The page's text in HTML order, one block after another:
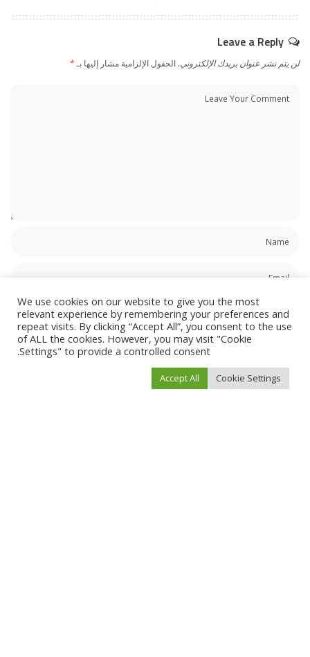
Leave a Reply
لن يتم نشر عنوان بريدك الإلكتروني.الحقول الإلزامية مشار إليها بـ*
احفظ اسمي، بريدي الإلكتروني، والموقع الإلكتروني في هذا المتصفح لاستخدامها المرة
We use cookies on our website to give you the most
relevant experience by remembering your preferences and
repeat visits. By clicking “Accept All”, you consent to the use
of ALL the cookies. However, you may visit "Cookie
Settings" to provide a controlled consent.
Cookie Settings
Accept All